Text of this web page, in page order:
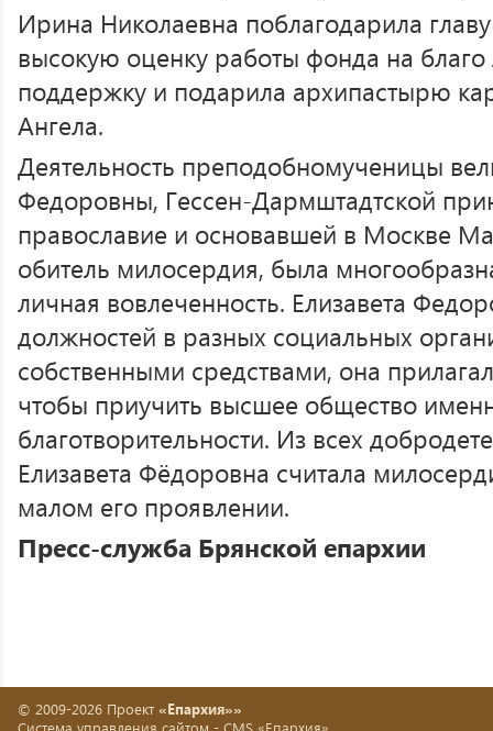
Ирина Николаевна поблагодарила
высокую оценку работы фонда на
поддержку и подарила архипастырю
Ангела.
Деятельность преподобномученицы
Федоровны, Гессен-Дармштадтской
православие и основавшей в Москве
обитель милосердия, была
личная вовлеченность. Елизавета
должностей в разных социальных
собственными средствами, она
чтобы приучить высшее общество
благотворительности. Из всех
Елизавета Фёдоровна считала
малом его проявлении.
Пресс-служба Брянской епархии
© 2009-2026 Проект «Епархия»»
Система управления сайтом - CMS «Епархия»